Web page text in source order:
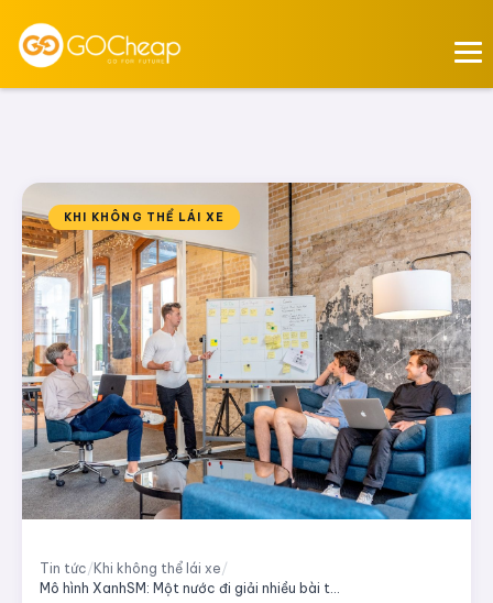
KHI KHÔNG THỂ LÁI XE
Tin tức/ Khi không thể lái xe/
Mô hình XanhSM: Một nước đi giải nhiều bài toán của VinFast Việt Nam